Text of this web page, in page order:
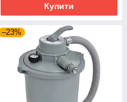
Купити
–23%